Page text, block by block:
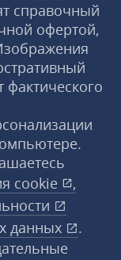
справочный
офертой,
фактического
cookie
,
данных
.